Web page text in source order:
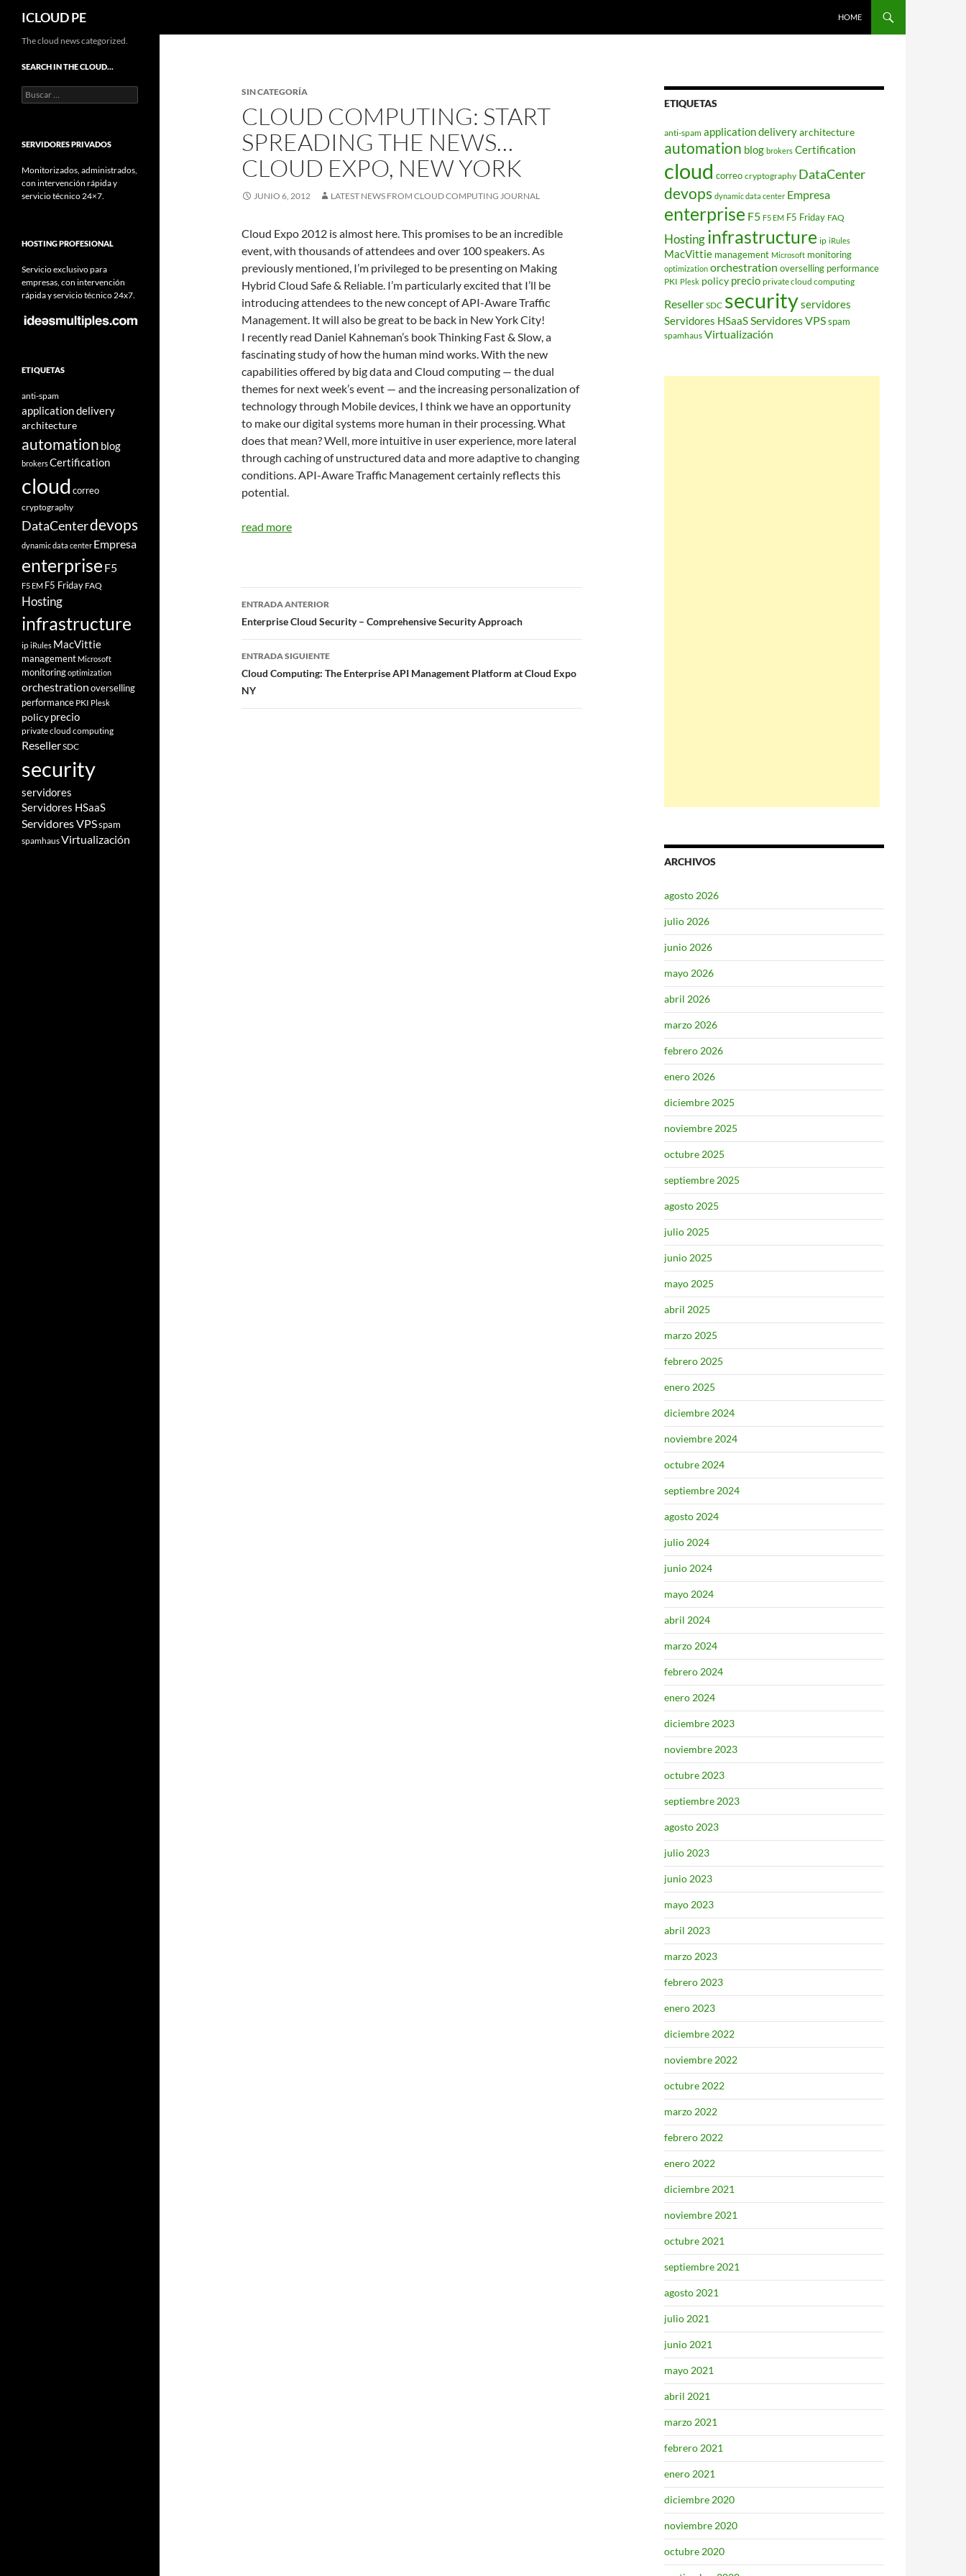
Saltar
contenido
ICLOUD PE HOME
SIN CATEGORÍA
CLOUD COMPUTING: START
SPREADING THE NEWS…
CLOUD EXPO, NEW YORK
JUNIO 6, 2012 LATEST NEWS FROM CLOUD COMPUTING JOURNAL
Cloud Expo 2012 is almost here. This promises to be an incredible
event, with thousands of attendees and over 100 speakers. As
previously mentioned, I’m privileged to be presenting on Making
Hybrid Cloud Safe & Reliable. I’m particularly excited that I’ll be
introducing attendees to the new concept of API-Aware Traffic
Management. It will also be great to be back in New York City!
I recently read Daniel Kahneman’s book Thinking Fast & Slow, a
fascinating study of how the human mind works. With the new
capabilities offered by big data and Cloud computing — the dual
themes for next week’s event — and the increasing personalization of
technology through Mobile devices, I think we have an opportunity
to make our digital systems more human in their processing. What
does that mean? Well, more intuitive in user experience, more lateral
through caching of unstructured data and more adaptive to changing
conditions. API-Aware Traffic Management certainly reflects this
potential.
read more
Navegador
de
entradas
ENTRADA ANTERIOR
Enterprise Cloud Security – Comprehensive Security Approach
ENTRADA SIGUIENTE
Cloud Computing: The Enterprise API Management Platform at Cloud Expo
NY
ETIQUETAS
anti-spam application deliveryarchitecture
automation blog brokers Certification
cloud correo cryptography DataCenter
devops dynamic data center Empresa
enterprise F5 F5 EM F5 Friday FAQ
Hostinginfrastructure ip iRules
MacVittie management Microsoft monitoring
optimization orchestration overselling performance
PKI Plesk policy precio private cloud computing
Reseller SDC securityservidores
Servidores HSaaSServidores VPSspam
spamhaus Virtualización
ARCHIVOS
agosto 2026
julio 2026
junio 2026
mayo 2026
abril 2026
marzo 2026
febrero 2026
enero 2026
diciembre 2025
noviembre 2025
octubre 2025
septiembre 2025
agosto 2025
julio 2025
junio 2025
mayo 2025
abril 2025
marzo 2025
febrero 2025
enero 2025
diciembre 2024
noviembre 2024
octubre 2024
septiembre 2024
agosto 2024
julio 2024
junio 2024
mayo 2024
abril 2024
marzo 2024
febrero 2024
enero 2024
diciembre 2023
noviembre 2023
octubre 2023
septiembre 2023
agosto 2023
julio 2023
junio 2023
mayo 2023
abril 2023
marzo 2023
febrero 2023
enero 2023
diciembre 2022
noviembre 2022
octubre 2022
marzo 2022
febrero 2022
enero 2022
diciembre 2021
noviembre 2021
octubre 2021
septiembre 2021
agosto 2021
julio 2021
junio 2021
mayo 2021
abril 2021
marzo 2021
febrero 2021
enero 2021
diciembre 2020
noviembre 2020
octubre 2020
The cloud news categorized.
SEARCH IN THE CLOUD…
Buscar:
SERVIDORES PRIVADOS
Monitorizados, administrados,
con intervención rápida y
servicio técnico 24×7.
HOSTING PROFESIONAL
Servicio exclusivo para
empresas, con intervención
rápida y servicio técnico 24x7.
ETIQUETAS
anti-spam
application delivery
architecture
automation blog
brokersCertification
cloud correo
cryptography
DataCenterdevops
dynamic data center Empresa
enterprise F5
F5 EM F5 Friday FAQ
Hosting
infrastructure
ipiRules MacVittie
management Microsoft
monitoringoptimization
orchestrationoverselling
performance PKI Plesk
policyprecio
private cloud computing
ResellerSDC
security
servidores
Servidores HSaaS
Servidores VPSspam
spamhausVirtualización